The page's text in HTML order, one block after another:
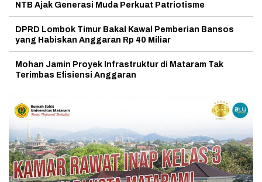
NTB Ajak Generasi Muda Perkuat Patriotisme
DPRD Lombok Timur Bakal Kawal Pemberian Bansos
yang Habiskan Anggaran Rp 40 Miliar
Mohan Jamin Proyek Infrastruktur di Mataram Tak
Terimbas Efisiensi Anggaran